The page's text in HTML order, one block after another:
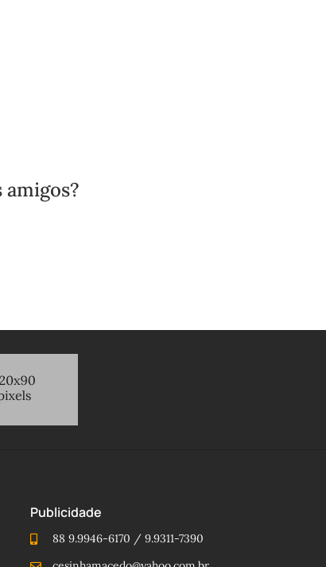
Publicidade
88 9.9946-6170 / 9.9311-7390